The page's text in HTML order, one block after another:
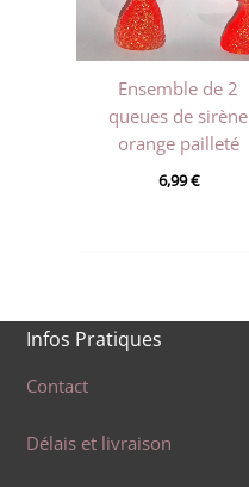
Ensemble de 2
queues de sirène
orange pailleté
6,99€
Infos Pratiques
Contact
Délais et livraison